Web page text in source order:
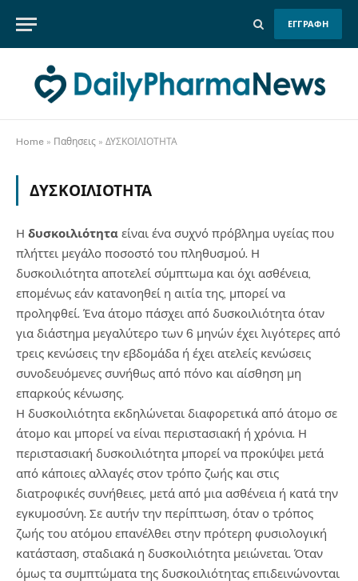
ΕΓΓΡΑΦΗ
Home » Παθησεις » ΔΥΣΚΟΙΛΙΟΤΗΤΑ
ΔΥΣΚΟΙΛΙΟΤΗΤΑ
Η δυσκοιλιότητα είναι ένα συχνό πρόβλημα υγείας που
πλήττει μεγάλο ποσοστό του πληθυσμού. Η
δυσκοιλιότητα αποτελεί σύμπτωμα και όχι ασθένεια,
επομένως εάν κατανοηθεί η αιτία της, μπορεί να
προληφθεί. Ένα άτομο πάσχει από δυσκοιλιότητα όταν
για διάστημα μεγαλύτερο των 6 μηνών έχει λιγότερες από
τρεις κενώσεις την εβδομάδα ή έχει ατελείς κενώσεις
συνοδευόμενες συνήθως από πόνο και αίσθηση μη
επαρκούς κένωσης.
Η δυσκοιλιότητα εκδηλώνεται διαφορετικά από άτομο σε
άτομο και μπορεί να είναι περιστασιακή ή χρόνια. Η
περιστασιακή δυσκοιλιότητα μπορεί να προκύψει μετά
από κάποιες αλλαγές στον τρόπο ζωής και στις
διατροφικές συνήθειες, μετά από μια ασθένεια ή κατά την
εγκυμοσύνη. Σε αυτήν την περίπτωση, όταν ο τρόπος
ζωής του ατόμου επανέλθει στην πρότερη φυσιολογική
κατάσταση, σταδιακά η δυσκοιλιότητα μειώνεται. Όταν
όμως τα συμπτώματα της δυσκοιλιότητας επιδεινώνονται